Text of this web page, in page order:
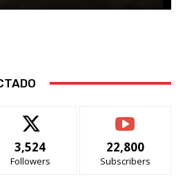
3,524
Followers
22,800
Subscribers